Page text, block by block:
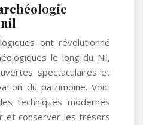
ont révolutionné
le long du Nil,
spectaculaires et
du patrimoine. Voici
techniques modernes
et conserver les trésors